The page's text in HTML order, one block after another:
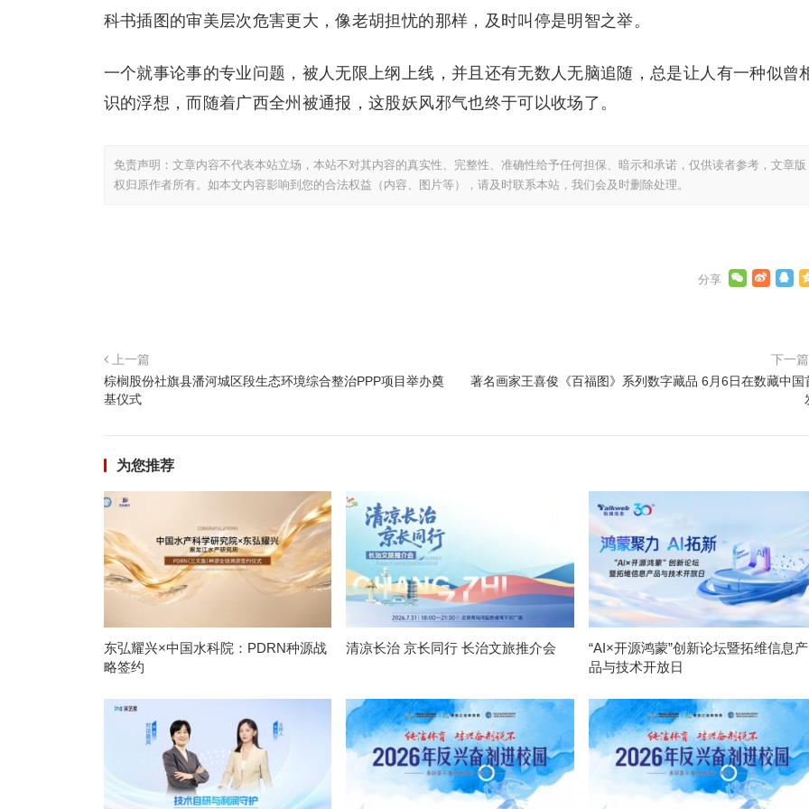
科书插图的审美层次危害更大，像老胡担忧的那样，及时叫停是明智之举。
一个就事论事的专业问题，被人无限上纲上线，并且还有无数人无脑追随，总是让人有一种似曾
识的浮想，而随着广西全州被通报，这股妖风邪气也终于可以收场了。
免责声明：文章内容不代表本站立场，本站不对其内容的真实性、完整性、准确性给予任何担保、暗示和承诺，仅供读者参考，文章版
权归原作者所有。如本文内容影响到您的合法权益（内容、图片等），请及时联系本站，我们会及时删除处理。
上一篇
棕榈股份社旗县潘河城区段生态环境综合整治PPP项目举办奠
基仪式
下一篇
著名画家王喜俊《百福图》系列数字藏品 6月6日在数藏中国
为您推荐
东弘耀兴×中国水科院：PDRN种源战
略签约
清凉长治 京长同行 长治文旅推介会
“AI×开源鸿蒙”创新论坛暨拓维信息产
品与技术开放日